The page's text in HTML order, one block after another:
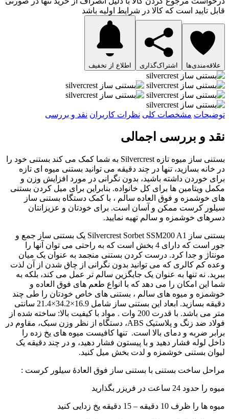
قابل تایید است که کالا در شرایط اولیه باشد
علاقه‌مندی‌ها اشتراک‌گذاری اطلاع از تخفیف
توضیحات مشخصات کلی نظرات کاربران نقد و بررسی
نقد و بررسی اجمالی
بستنی ساز میوه تازه Silvercrest به شما کمک می کند بستنی خود را
در خانه بسازید، تنها در چند دقیقه می توانید بستنی میوه ای تازه
برای خوردن داشته باشید، بدون نگرانی در مورد افزایش وزن و
مکمل ویتامین ها برای کل خانواده. بنابراین برای میل کردن بستنی
های خوشمزه و فوق العاده سالم ، با کمک دستگاه بستنی ساز
سیلور کرست ممکن و آسان است. برای خودتان و عزیزانتان
دسرهای خوشمزه و سالم تهیه نمایید.
بستنی ساز Silvercrest Sorbet SSM200 A1 یک بستنی ساز جمع و
جور است که دارای 4 بخش است که به راحتی می توان آنها را
مونتاژ و جدا کرد. درست کردن بستنی منجمد به عنوان یک میان
وعده کم کالری که می توانید بدون نگرانی از چاق شدن از آن لذت
ببرید. نه تنها به عنوان یک جایگزین سالم تر عمل می کند، بلکه به
شما این امکان را می دهد که با انواع طعم های فوق العاده و
خوشمزه و میوه های سالم ، بستنی های خاص خودتان را طی چند
دقیقه بسازید. ابعاد این بستنی ساز شامل 16.9×34.2×21.4 سانتی
متر می باشد. با قدرت 200 وات . مواد با کیفیت بالا: ساخته شده از
فولاد ضد زنگ و پلاستیک ABS، دستگاه از نظر وزن سبک، مقاوم در
برابر ضربه و دمای بالا است. تنها کافیست میوه های یخ زده را
داخل لوله فشار دهید و با پیستون فشار دهید، و در چند دقیقه یک
لیوان بستنی خوشمزه و لدت بخش میل کنید.
مراحل ساخت بستنی با بستنی ساز فوق العادۀ سیلور کرست :
میوه را حدود 24 ساعت در فریزر بگذارید
میوه ها را ظرف 10 دقیقه – 15 دقیقه یخ زدایی کنید